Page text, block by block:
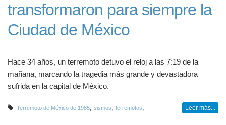
transformaron para siempre la
Ciudad de México
Hace 34 años, un terremoto detuvo el reloj a las 7:19 de la
mañana, marcando la tragedia más grande y devastadora
sufrida en la capital de México.
Terremoto de México de 1985, sismos, terremotos, Leer más...